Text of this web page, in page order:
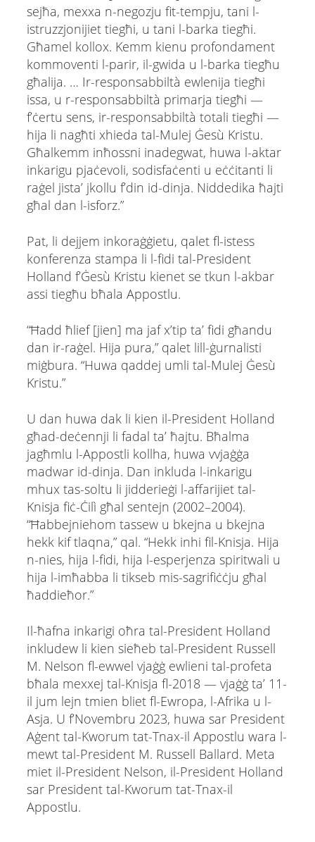
sejħa, mexxa n-negozju fit-tempju, tani l-
istruzzjonijiet tiegħi, u tani l-barka tiegħi.
Għamel kollox. Kemm kienu profondament
kommoventi l-parir, il-gwida u l-barka tiegħu
għalija. … Ir-responsabbiltà ewlenija tiegħi
issa, u r-responsabbiltà primarja tiegħi —
f’ċertu sens, ir-responsabbiltà totali tiegħi —
hija li nagħti xhieda tal-Mulej Ġesù Kristu.
Għalkemm inħossni inadegwat, huwa l-aktar
inkarigu pjaċevoli, sodisfaċenti u eċċitanti li
raġel jista’ jkollu f’din id-dinja. Niddedika ħajti
għal dan l-isforz.”
Pat, li dejjem inkoraġġietu, qalet fl-istess
konferenza stampa li l-fidi tal-President
Holland f’Ġesù Kristu kienet se tkun l-akbar
assi tiegħu bħala Appostlu.
“Ħadd ħlief [jien] ma jaf x’tip ta’ fidi għandu
dan ir-raġel. Hija pura,” qalet lill-ġurnalisti
miġbura. “Huwa qaddej umli tal-Mulej Ġesù
Kristu.”
U dan huwa dak li kien il-President Holland
għad-deċennji li fadal ta’ ħajtu. Bħalma
jagħmlu l-Appostli kollha, huwa vvjaġġa
madwar id-dinja. Dan inkluda l-inkarigu
mhux tas-soltu li jidderieġi l-affarijiet tal-
Knisja fiċ-Ċilì għal sentejn (2002–2004).
“Ħabbejniehom tassew u bkejna u bkejna
hekk kif tlaqna,” qal. “Hekk inhi fil-Knisja. Hija
n-nies, hija l-fidi, hija l-esperjenza spiritwali u
hija l-imħabba li tikseb mis-sagrifiċċju għal
ħaddieħor.”
Il-ħafna inkarigi oħra tal-President Holland
inkludew li kien sieħeb tal-President Russell
M. Nelson fl-ewwel vjaġġ ewlieni tal-profeta
bħala mexxej tal-Knisja fl-2018 — vjaġġ ta’ 11-
il jum lejn tmien bliet fl-Ewropa, l-Afrika u l-
Asja. U f’Novembru 2023, huwa sar President
Aġent tal-Kworum tat-Tnax-il Appostlu wara l-
mewt tal-President M. Russell Ballard. Meta
miet il-President Nelson, il-President Holland
sar President tal-Kworum tat-Tnax-il
Appostlu.